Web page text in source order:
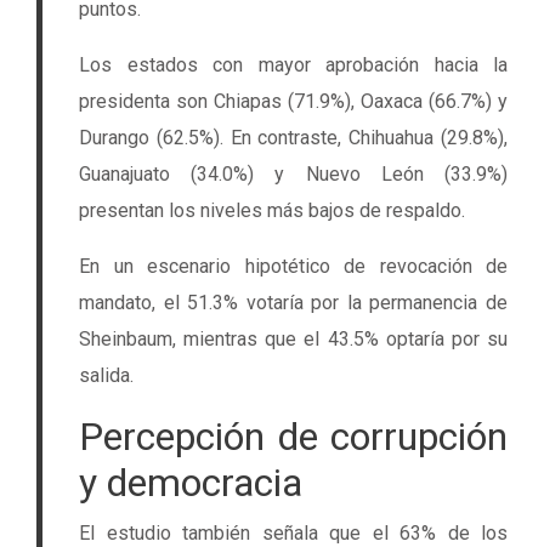
puntos.
Los estados con mayor aprobación hacia la
presidenta son Chiapas (71.9%), Oaxaca (66.7%) y
Durango (62.5%). En contraste, Chihuahua (29.8%),
Guanajuato (34.0%) y Nuevo León (33.9%)
presentan los niveles más bajos de respaldo.
En un escenario hipotético de revocación de
mandato, el 51.3% votaría por la permanencia de
Sheinbaum, mientras que el 43.5% optaría por su
salida.
Percepción de corrupción
y democracia
El estudio también señala que el 63% de los